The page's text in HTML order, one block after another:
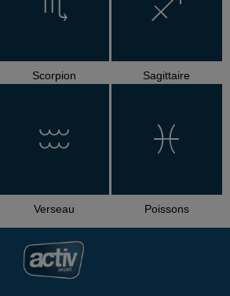
Scorpion Sagittaire
Verseau Poissons